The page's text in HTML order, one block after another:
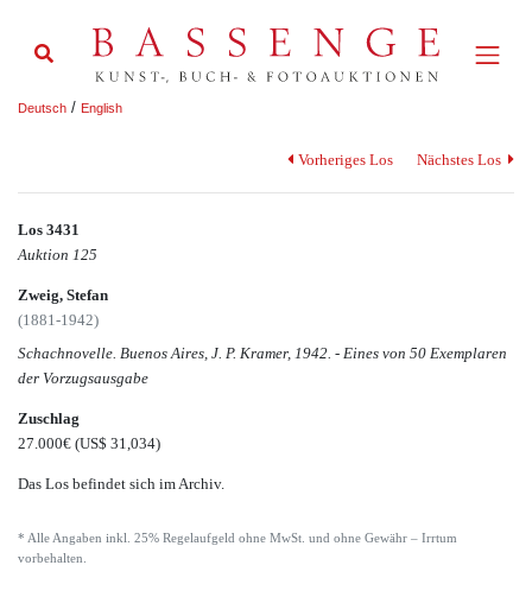
Deutsch / English
Vorheriges Los Nächstes Los
Los 3431
Auktion 125
Zweig, Stefan
(1881-1942)
Schachnovelle. Buenos Aires, J. P. Kramer, 1942. - Eines von 50 Exemplaren
der Vorzugsausgabe
Zuschlag
27.000€ (US$ 31,034)
Das Los befindet sich im Archiv.
* Alle Angaben inkl. 25% Regelaufgeld ohne MwSt. und ohne Gewähr – Irrtum
vorbehalten.